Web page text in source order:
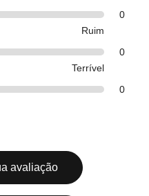
0
Ruim
0
Terrível
0
avaliação